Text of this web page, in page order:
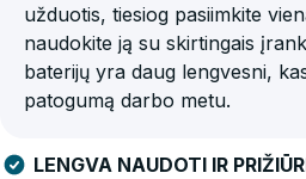
užduotis, tiesiog pasiimkite
naudokite ją su skirtingais
baterijų yra daug lengvesni,
patogumą darbo metu.
LENGVA NAUDOTI IR